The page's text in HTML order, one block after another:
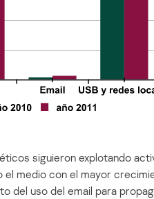
siguieron explotando
el medio con el mayor
del uso del email para